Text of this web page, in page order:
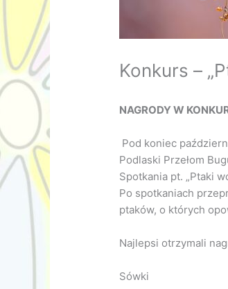
Konkurs –
NAGRODY W
Pod koniec
Podlaski Przełom
Spotkania pt. „Ptaki
Po spotkaniach
ptaków, o których
Najlepsi otrzymali
Sówki